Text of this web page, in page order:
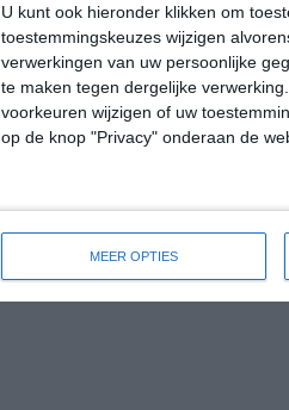
U kunt ook hieronder klikken om
toestemmingskeuzes wijzigen
verwerkingen van uw persoonlijke
te maken tegen dergelijke
voorkeuren wijzigen of uw
op de knop "Privacy" onderaan de
MEER OPTIES
14:00 17:00
ZZO 2 ZZO 2
14:00 17:00
bekijk de uitgebreide